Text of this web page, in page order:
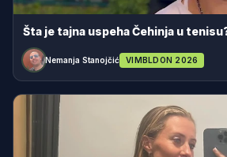
Šta je tajna uspeha Čehinja u
Nemanja Stanojčić VIMBLDON 2026